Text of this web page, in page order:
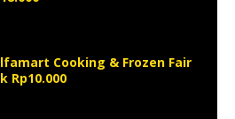
Cooking & Frozen Fair
Rp10.000